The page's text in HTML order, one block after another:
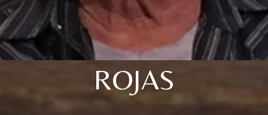
ROJAS